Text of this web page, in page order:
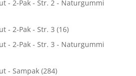
- 2-Pak - Str. 2 - Naturgummi
- 2-Pak - Str. 3 (16)
- 2-Pak - Str. 3 - Naturgummi
- Sampak (284)